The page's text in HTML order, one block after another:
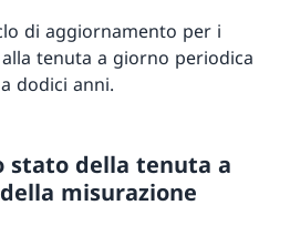
di aggiornamento per i
tenuta a giorno periodica
dodici anni.
stato della tenuta a
misurazione